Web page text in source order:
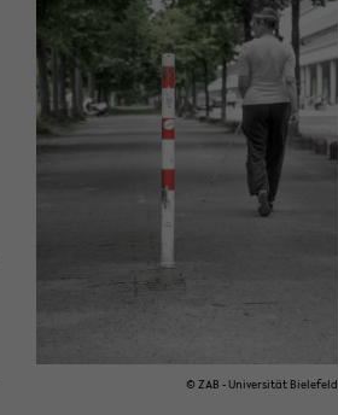
© ZAB - Uni­ver­si­tät Bie­le­feld